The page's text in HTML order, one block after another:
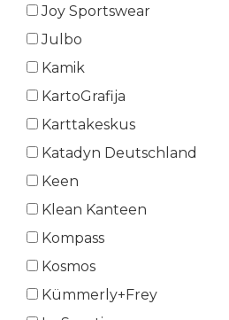
Joy Sportswear
Julbo
Kamik
KartoGrafija
Karttakeskus
Katadyn Deutschland
Keen
Klean Kanteen
Kompass
Kosmos
Kümmerly+Frey